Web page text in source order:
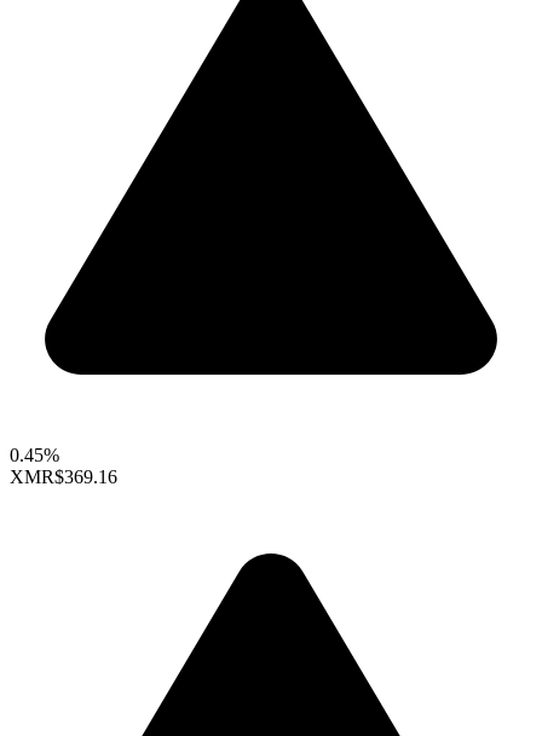
0.45%
XMR$369.16